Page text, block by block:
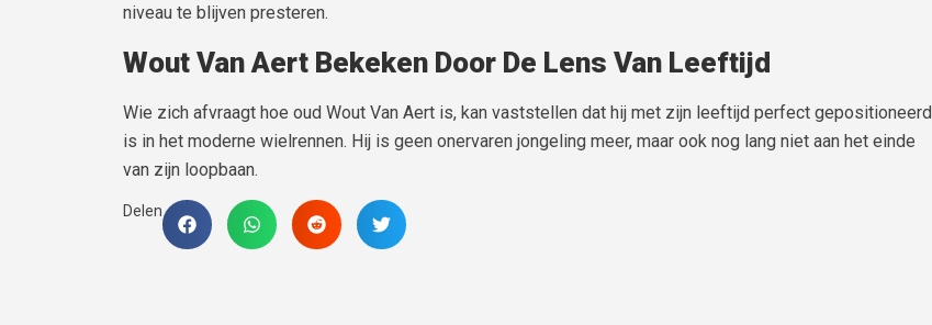
niveau te blijven presteren.
Wout Van Aert Bekeken Door De Lens Van Leeftijd
Wie zich afvraagt hoe oud Wout Van Aert is, kan vaststellen dat hij met zijn leeftijd perfect gepositioneerd
is in het moderne wielrennen. Hij is geen onervaren jongeling meer, maar ook nog lang niet aan het einde
van zijn loopbaan.
Delen